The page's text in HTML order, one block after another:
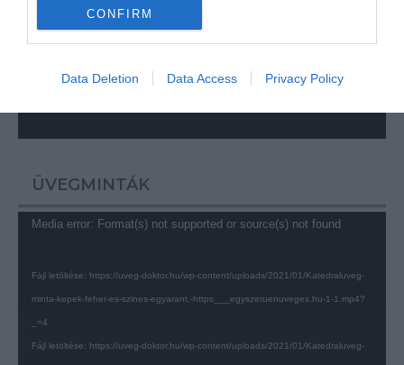
CONFIRM
Data Deletion Data Access Privacy Policy
csak-uvegezunk-4.mp4?_=3
Fájl letöltése: https://uveg-doktor.hu/wp-content/uploads/2021/01/Egyszeruen-
ÜVEGMINTÁK
Videólejátszó
Media error: Format(s) not supported or source(s) not found
Fájl letöltése: https://uveg-doktor.hu/wp-content/uploads/2021/01/Katedraluveg-
minta-kepek-feher-es-szines-egyarant.-https___egyszeruenuveges.hu-1-1.mp4?
_=4
Fájl letöltése: https://uveg-doktor.hu/wp-content/uploads/2021/01/Katedraluveg-